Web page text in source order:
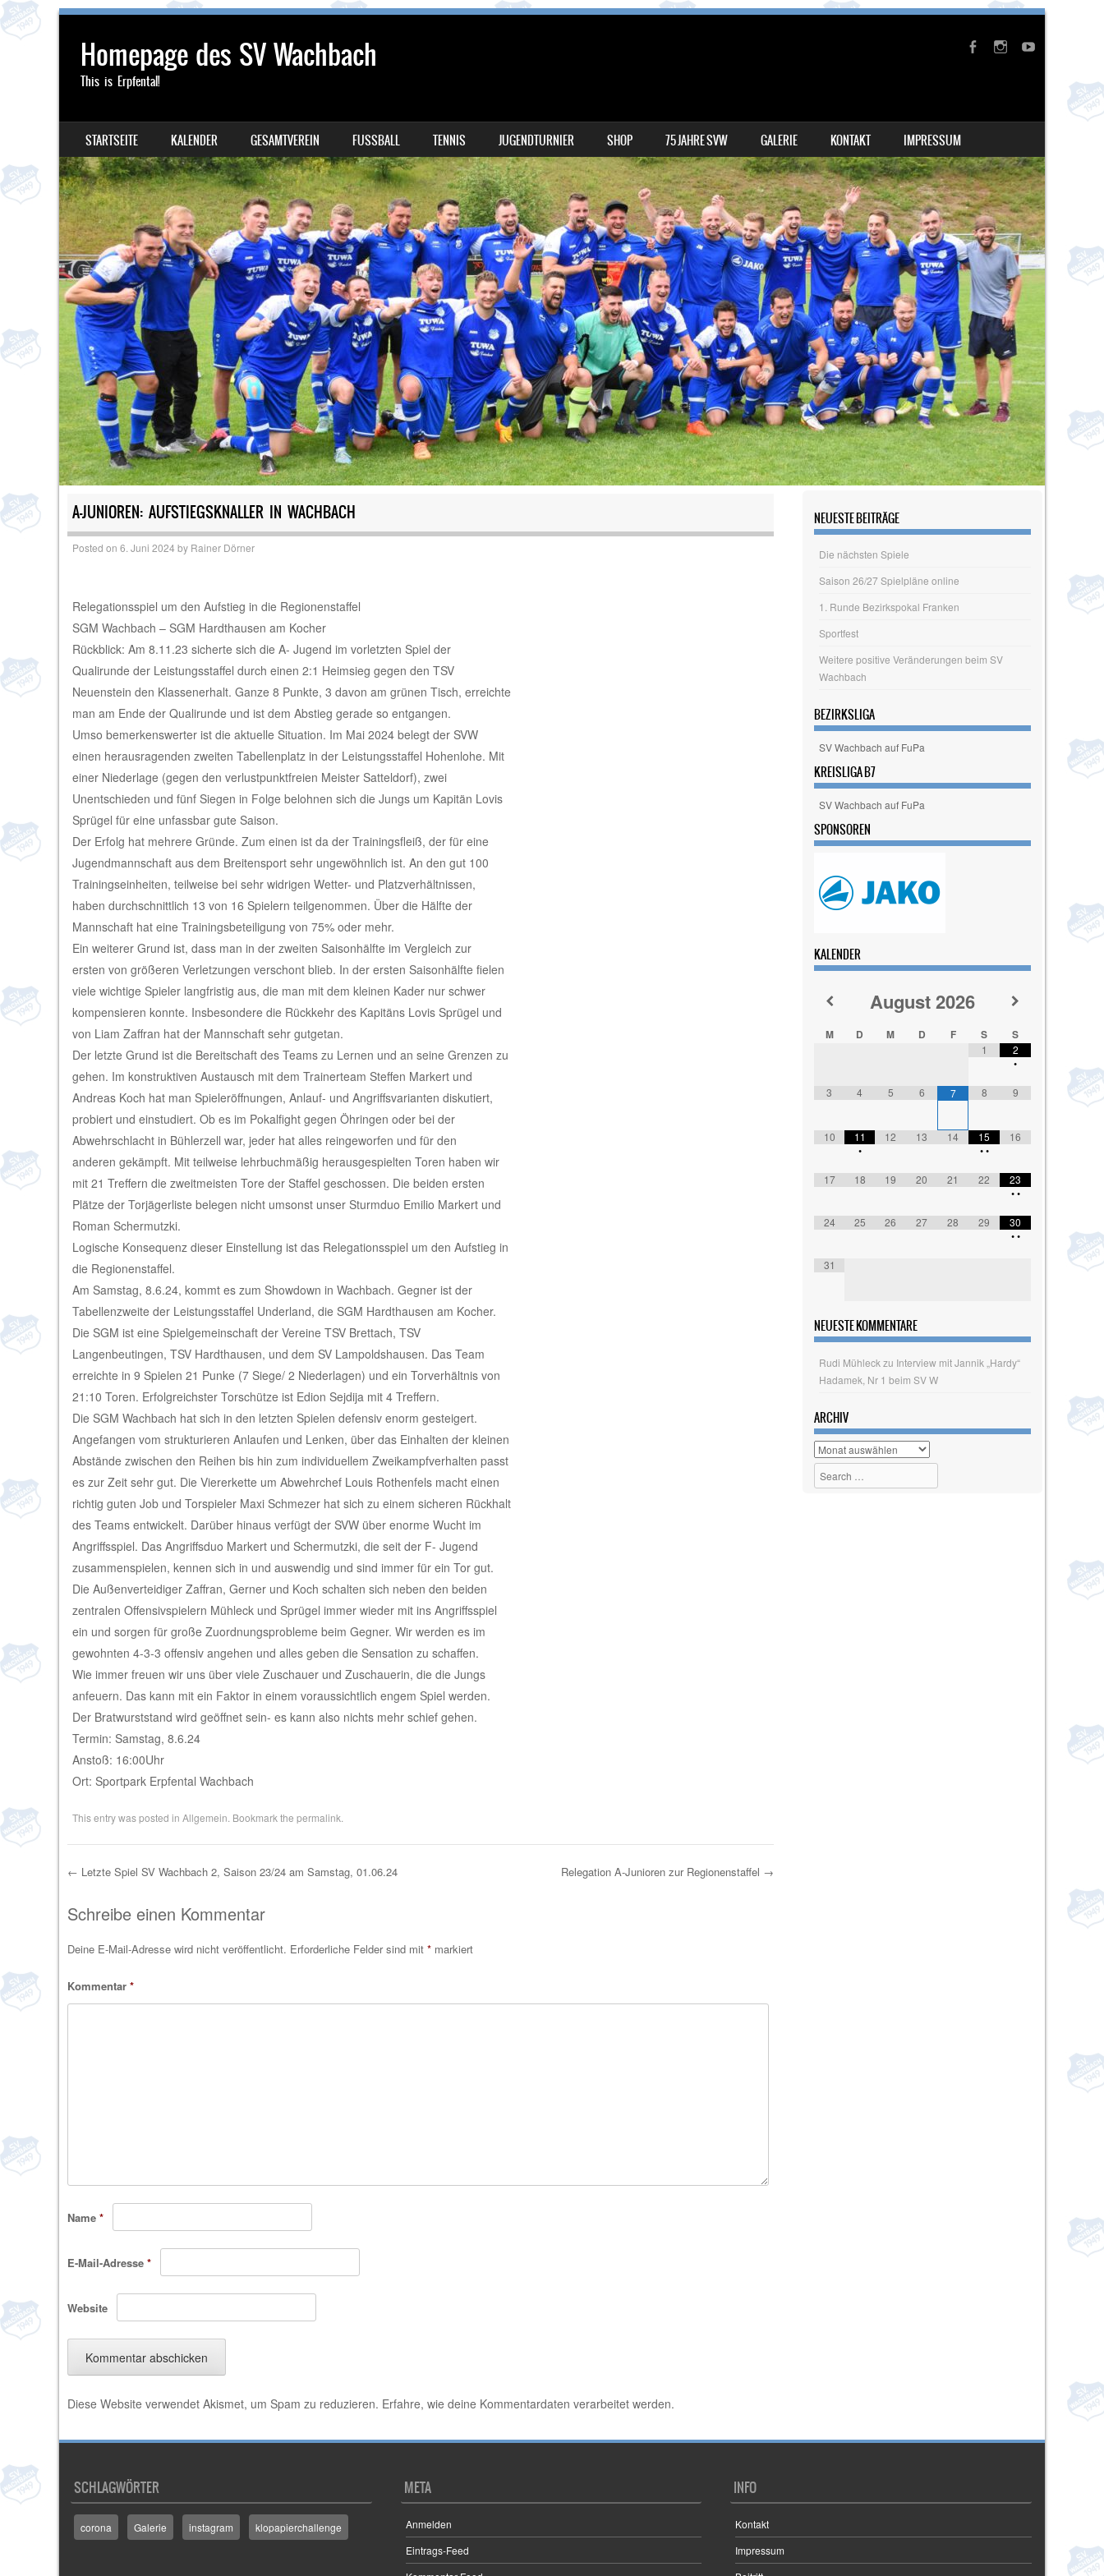
Homepage des SV Wachbach
This is Erpfental!
MENU
SKIP TO CONTENT
STARTSEITE KALENDER GESAMTVEREIN FUSSBALL TENNIS JUGENDTURNIER SHOP 75 JAHRE SVW GALERIE KONTAKT IMPRESSUM
A-JUNIOREN: AUFSTIEGSKNALLER IN WACHBACH
Posted on 6. Juni 2024 by Rainer Dörner
Relegationsspiel um den Aufstieg in die Regionenstaffel
SGM Wachbach – SGM Hardthausen am Kocher
Rückblick: Am 8.11.23 sicherte sich die A- Jugend im vorletzten Spiel der
Qualirunde der Leistungsstaffel durch einen 2:1 Heimsieg gegen den TSV
Neuenstein den Klassenerhalt. Ganze 8 Punkte, 3 davon am grünen Tisch, erreichte
man am Ende der Qualirunde und ist dem Abstieg gerade so entgangen.
Umso bemerkenswerter ist die aktuelle Situation. Im Mai 2024 belegt der SVW
einen herausragenden zweiten Tabellenplatz in der Leistungsstaffel Hohenlohe. Mit
einer Niederlage (gegen den verlustpunktfreien Meister Satteldorf), zwei
Unentschieden und fünf Siegen in Folge belohnen sich die Jungs um Kapitän Lovis
Sprügel für eine unfassbar gute Saison.
Der Erfolg hat mehrere Gründe. Zum einen ist da der Trainingsfleiß, der für eine
Jugendmannschaft aus dem Breitensport sehr ungewöhnlich ist. An den gut 100
Trainingseinheiten, teilweise bei sehr widrigen Wetter- und Platzverhältnissen,
haben durchschnittlich 13 von 16 Spielern teilgenommen. Über die Hälfte der
Mannschaft hat eine Trainingsbeteiligung von 75% oder mehr.
Ein weiterer Grund ist, dass man in der zweiten Saisonhälfte im Vergleich zur
ersten von größeren Verletzungen verschont blieb. In der ersten Saisonhälfte fielen
viele wichtige Spieler langfristig aus, die man mit dem kleinen Kader nur schwer
kompensieren konnte. Insbesondere die Rückkehr des Kapitäns Lovis Sprügel und
von Liam Zaffran hat der Mannschaft sehr gutgetan.
Der letzte Grund ist die Bereitschaft des Teams zu Lernen und an seine Grenzen zu
gehen. Im konstruktiven Austausch mit dem Trainerteam Steffen Markert und
Andreas Koch hat man Spieleröffnungen, Anlauf- und Angriffsvarianten diskutiert,
probiert und einstudiert. Ob es im Pokalfight gegen Öhringen oder bei der
Abwehrschlacht in Bühlerzell war, jeder hat alles reingeworfen und für den
anderen gekämpft. Mit teilweise lehrbuchmäßig herausgespielten Toren haben wir
mit 21 Treffern die zweitmeisten Tore der Staffel geschossen. Die beiden ersten
Plätze der Torjägerliste belegen nicht umsonst unser Sturmduo Emilio Markert und
Roman Schermutzki.
Logische Konsequenz dieser Einstellung ist das Relegationsspiel um den Aufstieg in
die Regionenstaffel.
Am Samstag, 8.6.24, kommt es zum Showdown in Wachbach. Gegner ist der
Tabellenzweite der Leistungsstaffel Underland, die SGM Hardthausen am Kocher.
Die SGM ist eine Spielgemeinschaft der Vereine TSV Brettach, TSV
Langenbeutingen, TSV Hardthausen, und dem SV Lampoldshausen. Das Team
erreichte in 9 Spielen 21 Punke (7 Siege/ 2 Niederlagen) und ein Torverhältnis von
21:10 Toren. Erfolgreichster Torschütze ist Edion Sejdija mit 4 Treffern.
Die SGM Wachbach hat sich in den letzten Spielen defensiv enorm gesteigert.
Angefangen vom strukturieren Anlaufen und Lenken, über das Einhalten der kleinen
Abstände zwischen den Reihen bis hin zum individuellem Zweikampfverhalten passt
es zur Zeit sehr gut. Die Viererkette um Abwehrchef Louis Rothenfels macht einen
richtig guten Job und Torspieler Maxi Schmezer hat sich zu einem sicheren Rückhalt
des Teams entwickelt. Darüber hinaus verfügt der SVW über enorme Wucht im
Angriffsspiel. Das Angriffsduo Markert und Schermutzki, die seit der F- Jugend
zusammenspielen, kennen sich in und auswendig und sind immer für ein Tor gut.
Die Außenverteidiger Zaffran, Gerner und Koch schalten sich neben den beiden
zentralen Offensivspielern Mühleck und Sprügel immer wieder mit ins Angriffsspiel
ein und sorgen für große Zuordnungsprobleme beim Gegner. Wir werden es im
gewohnten 4-3-3 offensiv angehen und alles geben die Sensation zu schaffen.
Wie immer freuen wir uns über viele Zuschauer und Zuschauerin, die die Jungs
anfeuern. Das kann mit ein Faktor in einem voraussichtlich engem Spiel werden.
Der Bratwurststand wird geöffnet sein- es kann also nichts mehr schief gehen.
Termin: Samstag, 8.6.24
Anstoß: 16:00Uhr
Ort: Sportpark Erpfental Wachbach
This entry was posted in Allgemein . Bookmark the permalink
Post navigation
← Letzte Spiel SV Wachbach 2, Saison 23/24 am Samstag, 01.06.24 Relegation A-Junioren zur Regionenstaffel →
Schreibe einen Kommentar
Deine E-Mail-Adresse wird nicht veröffentlicht. Erforderliche Felder sind mit *markiert
Kommentar *
Name *
E-Mail-Adresse *
Website
Diese Website verwendet Akismet, um Spam zu reduzieren. Erfahre, wie deine Kommentardaten verarbeitet werden.
NEUESTE BEITRÄGE
Die nächsten Spiele
Saison 26/27 Spielpläne online
1. Runde Bezirkspokal Franken
Sportfest
Weitere positive Veränderungen beim SV
Wachbach
BEZIRKSLIGA
SV Wachbach auf FuPa
KREISLIGA B7
SV Wachbach auf FuPa
SPONSOREN
KALENDER
August2026
M D M D F S S
1 2
•
3 4 5 6 7 8 9
10 11
•
12 13 14 15
••
16
17 18 19 20 21 22 23
••
24 25 26 27 28 29 30
••
31
NEUESTE KOMMENTARE
Rudi Mühleck zu Interview mit Jannik „Hardy“
Hadamek, Nr 1 beim SV W
ARCHIV
Archiv
Search
SCHLAGWÖRTER
corona Galerie instagram klopapierchallenge
META
Anmelden
Eintrags-Feed
INFO
Kontakt
Impressum